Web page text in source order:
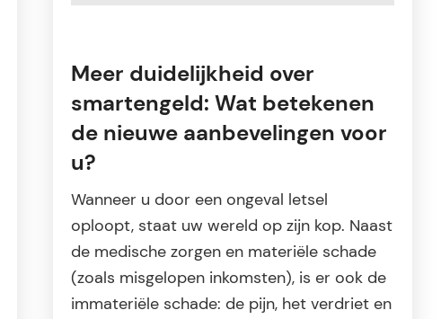
Meer duidelijkheid over
smartengeld: Wat betekenen
de nieuwe aanbevelingen voor
u?
Wanneer u door een ongeval letsel
oploopt, staat uw wereld op zijn kop. Naast
de medische zorgen en materiële schade
(zoals misgelopen inkomsten), is er ook de
immateriële schade: de pijn, het verdriet en